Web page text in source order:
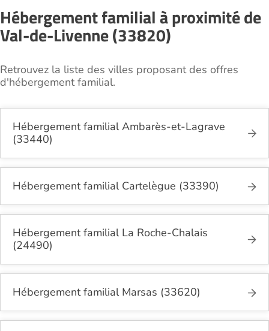
Hébergement familial à proximité de
Val-de-Livenne (33820)
Retrouvez la liste des villes proposant des offres
d'hébergement familial.
Hébergement familial Ambarès-et-Lagrave
(33440)
Hébergement familial Cartelègue (33390)
Hébergement familial La Roche-Chalais
(24490)
Hébergement familial Marsas (33620)